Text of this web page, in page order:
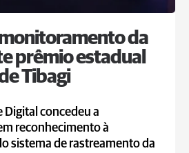
da
prêmio estadual
Tibagi
Digital concedeu a
reconhecimento à
sistema de rastreamento da